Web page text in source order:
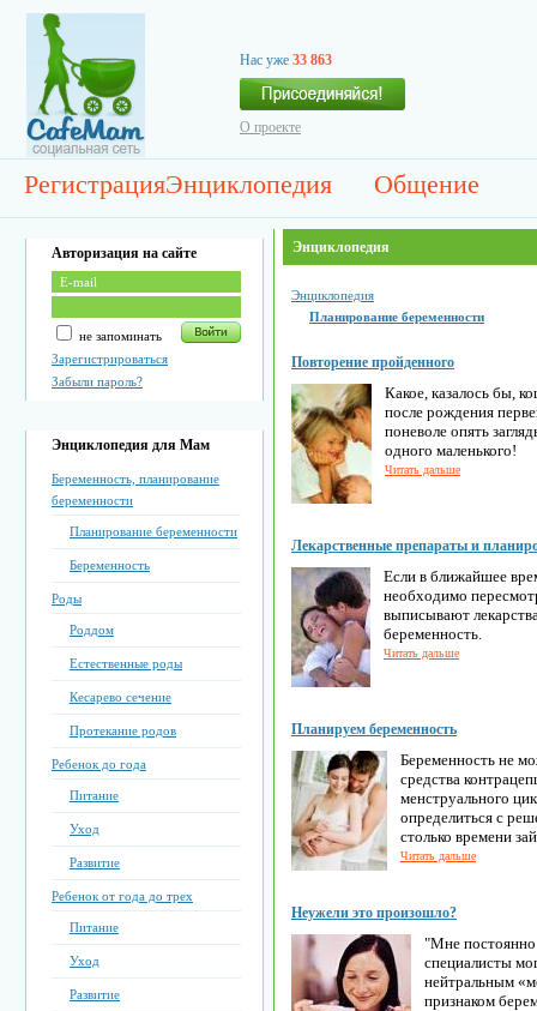
Нас уже 33 863
О проекте
РегистрацияЭнциклопедия Общение
Авторизация на сайте
не запоминать
Зарегистрироваться
Забыли пароль?
Энциклопедия для Мам
Беременность, планирование
беременности
Планирование беременности
Беременность
Роды
Роддом
Естественные роды
Кесарево сечение
Протекание родов
Ребенок до года
Питание
Уход
Развитие
Ребенок от года до трех
Питание
Уход
Развитие
Энциклопедия
Энциклопедия
Планирование беременности
Повторение пройденного
Какое, казалось бы,
после рождения
поневоле опять
одного маленького!
Читать дальше
Лекарственные препараты и
Если в ближайшее
необходимо
выписывают
беременность.
Читать дальше
Планируем беременность
Беременность не
средства
менструального
определиться с
столько времени
Читать дальше
Неужели это произошло?
"Мне
специалисты
нейтральным
признаком